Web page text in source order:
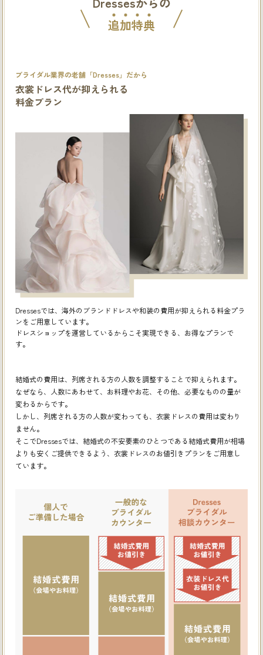
追加特典
ブライダル業界の老舗「Dresses」だから
衣裳ドレス代が抑えられる
料金プラン
Dressesでは、海外のブランドドレスや和装の費用が抑えられる料金プラ
ンをご用意しています。
ドレスショップを運営しているからこそ実現できる、お得なプランで
す。
結婚式の費用は、列席される方の人数を調整することで抑えられます。
なぜなら、人数にあわせて、お料理やお花、その他、必要なものの量が
変わるからです。
しかし、列席される方の人数が変わっても、衣裳ドレスの費用は変わり
ません。
そこでDressesでは、結婚式の不安要素のひとつである結婚式費用が相場
よりも安くご提供できるよう、衣裳ドレスのお値引きプランをご用意し
ています。